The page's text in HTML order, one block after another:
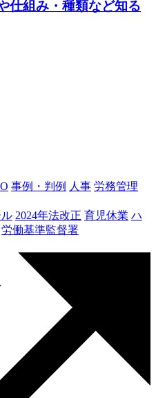
仕組み・種類など知る
事例・判例 人事 労務管理
2024年法改正 育児休業 ハ
労働基準監督署